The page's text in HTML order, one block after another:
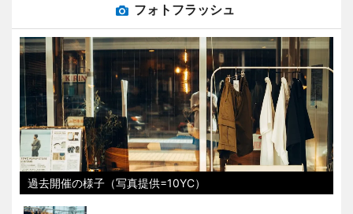
フォトフラッシュ
過去開催の様子（写真提供=10YC）